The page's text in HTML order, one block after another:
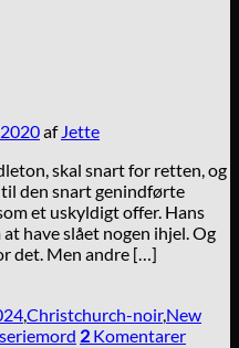
af Jette
skal snart for retten, og
den snart genindførte
et uskyldigt offer. Hans
have slået nogen ihjel. Og
det. Men andre […]
,Christchurch-noir,New
seriemord 2 Komentarer